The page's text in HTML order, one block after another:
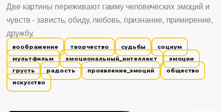
Две картины переживают гамму человеческих эмоций и
чувств - зависть, обиду, любовь, признание, примирение,
дружбу.
воображение творчество судьбы
социум
мультфильм
эмоциональный_интеллект
эмоции
грусть
радость проявление_эмоций
общество
искусство